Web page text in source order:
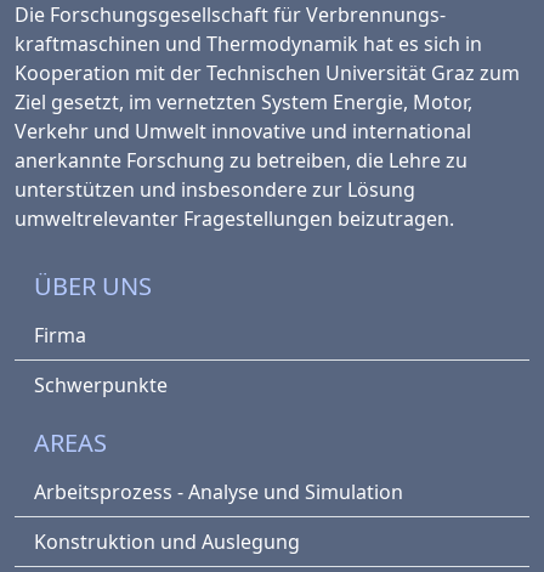
Die Forschungsgesellschaft für Verbrennungs­
kraftmaschinen und Thermo­dynamik hat es sich in
Kooperation mit der Technischen Universität Graz zum
Ziel gesetzt, im vernetzten System Energie, Motor,
Verkehr und Umwelt innovative und international
anerkannte Forschung zu betreiben, die Lehre zu
unterstützen und insbesondere zur Lösung
umweltrelevanter Fragestellungen beizutragen.
ÜBER UNS
Firma
Schwerpunkte
AREAS
Arbeitsprozess - Analyse und Simulation
Konstruktion und Auslegung